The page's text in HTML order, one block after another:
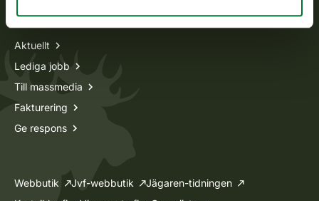
Information om oss
Aktuellt
Lediga jobb
Till massmedia
Fakturering
Ge respons
Webbutik Jvf-webbutik
Jägaren-tidningen